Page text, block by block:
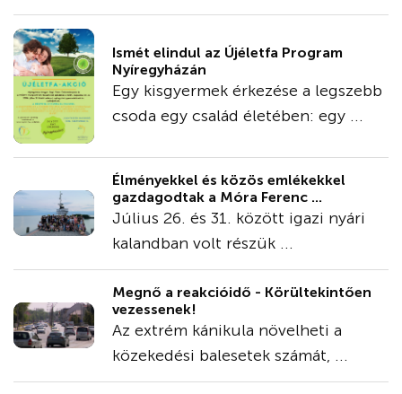
Ismét elindul az Újéletfa Program
Nyíregyházán
Egy kisgyermek érkezése a legszebb
csoda egy család életében: egy ...
Élményekkel és közös emlékekkel
gazdagodtak a Móra Ferenc ...
Július 26. és 31. között igazi nyári
kalandban volt részük ...
Megnő a reakcióidő - Körültekintően
vezessenek!
Az extrém kánikula növelheti a
közekedési balesetek számát, ...